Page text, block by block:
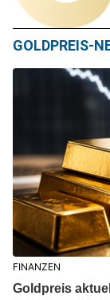
GOLDPREIS-
FINANZEN
Goldpreis